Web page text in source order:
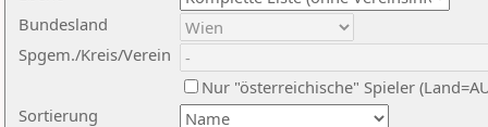
Sortierung
Bundesland
Spgem./Kreis/Verein
Nur "österreichische" Spieler